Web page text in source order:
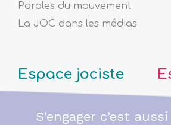
Paroles du mouvement
La JOC dans les médias
Espace jociste
S’engager c’est